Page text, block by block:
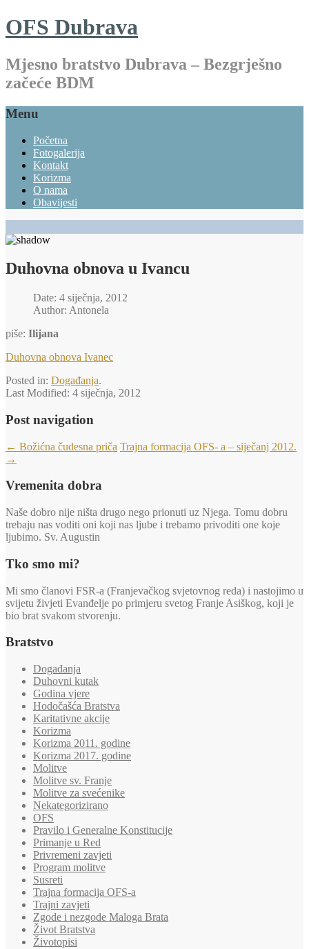
OFS Dubrava
Mjesno bratstvo Dubrava – Bezgrješno
začeće BDM
Menu
Početna
Fotogalerija
Kontakt
Korizma
O nama
Obavijesti
Duhovna obnova u Ivancu
Date: 4 siječnja, 2012
Author: Antonela
piše: Ilijana
Duhovna obnova Ivanec
Posted in: Događanja.
Last Modified: 4 siječnja, 2012
Post navigation
← Božićna čudesna priča Trajna formacija OFS- a – siječanj 2012.
→
Vremenita dobra
Naše dobro nije ništa drugo nego prionuti uz Njega. Tomu dobru
trebaju nas voditi oni koji nas ljube i trebamo privoditi one koje
ljubimo. Sv. Augustin
Tko smo mi?
Mi smo članovi FSR-a (Franjevačkog svjetovnog reda) i nastojimo u
svijetu živjeti Evanđelje po primjeru svetog Franje Asiškog, koji je
bio brat svakom stvorenju.
Bratstvo
Događanja
Duhovni kutak
Godina vjere
Hodočašća Bratstva
Karitativne akcije
Korizma
Korizma 2011. godine
Korizma 2017. godine
Molitve
Molitve sv. Franje
Molitve za svećenike
Nekategorizirano
OFS
Pravilo i Generalne Konstitucije
Primanje u Red
Privremeni zavjeti
Program molitve
Susreti
Trajna formacija OFS-a
Trajni zavjeti
Zgode i nezgode Maloga Brata
Život Bratstva
Životopisi